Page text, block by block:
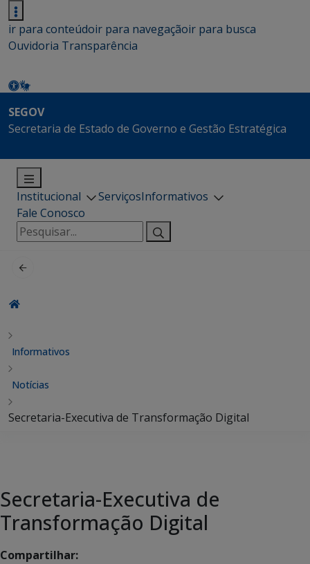
ir para conteúdoir para navegaçãoir para busca
Ouvidoria Transparência
SEGOV
Secretaria de Estado de Governo e Gestão Estratégica
Institucional ServiçosInformativos
Fale Conosco
Pesquisar
por:
Informativos
Notícias
Secretaria-Executiva de Transformação Digital
Secretaria-Executiva de
Transformação Digital
Compartilhar: